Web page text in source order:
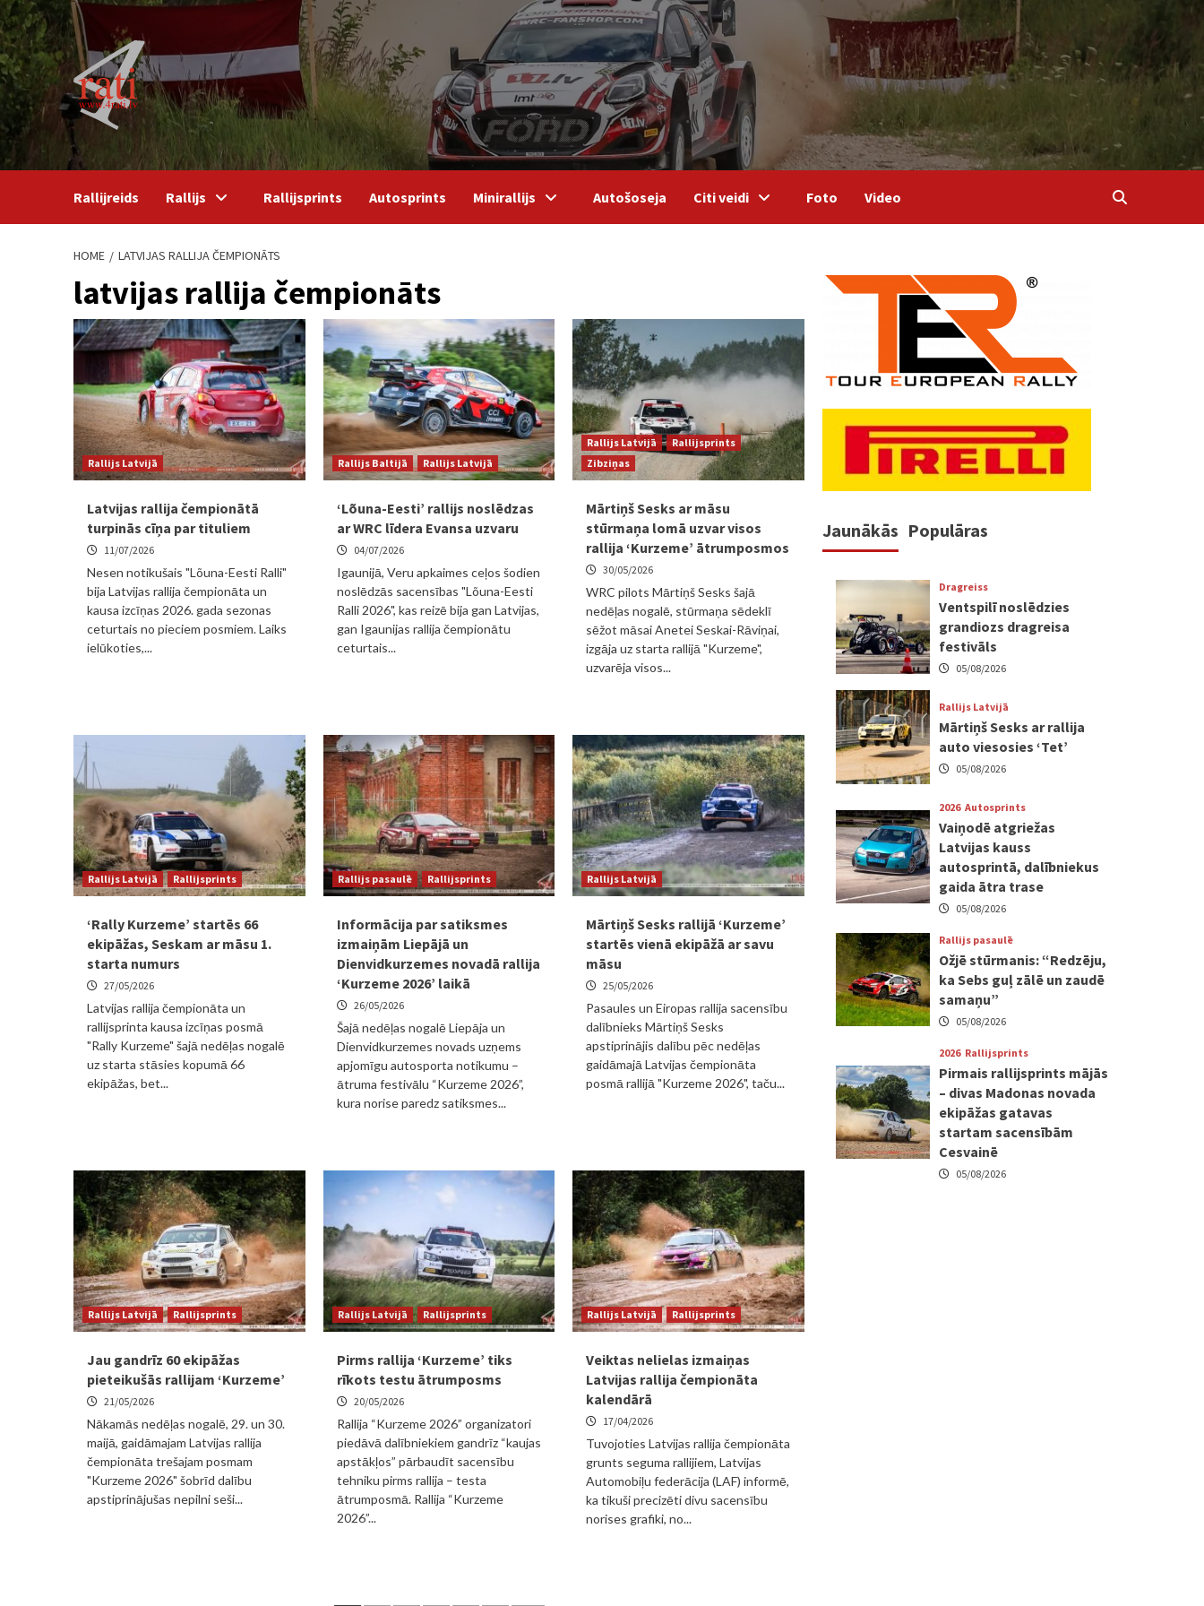
Skip
to
content
Rallijreids Rallijs Rallijsprints Autosprints Minirallijs Autošoseja Citi veidi Foto Video
HOME LATVIJAS RALLIJA ČEMPIONĀTS
latvijas rallija čempionāts
Rallijs Latvijā
Latvijas rallija čempionātā
turpinās cīņa par tituliem
11/07/2026
Nesen notikušais "Lõuna-Eesti Ralli"
bija Latvijas rallija čempionāta un
kausa izcīņas 2026. gada sezonas
ceturtais no pieciem posmiem. Laiks
ielūkoties,...
Rallijs Baltijā Rallijs Latvijā
‘Lõuna-Eesti’ rallijs noslēdzas
ar WRC līdera Evansa uzvaru
04/07/2026
Igaunijā, Veru apkaimes ceļos šodien
noslēdzās sacensības "Lõuna-Eesti
Ralli 2026", kas reizē bija gan Latvijas,
gan Igaunijas rallija čempionātu
ceturtais...
Rallijs Latvijā
Rallijsprints
Zibziņas
Mārtiņš Sesks ar māsu
stūrmaņa lomā uzvar visos
rallija ‘Kurzeme’ ātrumposmos
30/05/2026
WRC pilots Mārtiņš Sesks šajā
nedēļas nogalē, stūrmaņa sēdeklī
sēžot māsai Anetei Seskai-Rāviņai,
izgāja uz starta rallijā "Kurzeme",
uzvarēja visos...
Rallijs Latvijā Rallijsprints
‘Rally Kurzeme’ startēs 66
ekipāžas, Seskam ar māsu 1.
starta numurs
27/05/2026
Latvijas rallija čempionāta un
rallijsprinta kausa izcīņas posmā
"Rally Kurzeme" šajā nedēļas nogalē
uz starta stāsies kopumā 66
ekipāžas, bet...
Rallijs pasaulē Rallijsprints
Informācija par satiksmes
izmaiņām Liepājā un
Dienvidkurzemes novadā rallija
‘Kurzeme 2026’ laikā
26/05/2026
Šajā nedēļas nogalē Liepāja un
Dienvidkurzemes novads uzņems
apjomīgu autosporta notikumu –
ātruma festivālu “Kurzeme 2026”,
kura norise paredz satiksmes...
Rallijs Latvijā
Mārtiņš Sesks rallijā ‘Kurzeme’
startēs vienā ekipāžā ar savu
māsu
25/05/2026
Pasaules un Eiropas rallija sacensību
dalībnieks Mārtiņš Sesks
apstiprinājis dalību pēc nedēļas
gaidāmajā Latvijas čempionāta
posmā rallijā "Kurzeme 2026", taču...
Rallijs Latvijā Rallijsprints
Jau gandrīz 60 ekipāžas
pieteikušās rallijam ‘Kurzeme’
21/05/2026
Nākamās nedēļas nogalē, 29. un 30.
maijā, gaidāmajam Latvijas rallija
čempionāta trešajam posmam
"Kurzeme 2026" šobrīd dalību
apstiprinājušas nepilni seši...
Rallijs Latvijā Rallijsprints
Pirms rallija ‘Kurzeme’ tiks
rīkots testu ātrumposms
20/05/2026
Rallija “Kurzeme 2026” organizatori
piedāvā dalībniekiem gandrīz “kaujas
apstākļos” pārbaudīt sacensību
tehniku pirms rallija – testa
ātrumposmā. Rallija “Kurzeme
2026”...
Rallijs Latvijā Rallijsprints
Veiktas nelielas izmaiņas
Latvijas rallija čempionāta
kalendārā
17/04/2026
Tuvojoties Latvijas rallija čempionāta
grunts seguma rallijiem, Latvijas
Automobiļu federācija (LAF) informē,
ka tikuši precizēti divu sacensību
norises grafiki, no...
Jaunākās Populāras
Dragreiss
Ventspilī noslēdzies
grandiozs dragreisa
festivāls
05/08/2026
Rallijs Latvijā
Mārtiņš Sesks ar rallija
auto viesosies ‘Tet’
05/08/2026
2026 Autosprints
Vaiņodē atgriežas
Latvijas kauss
autosprintā, dalībniekus
gaida ātra trase
05/08/2026
Rallijs pasaulē
Ožjē stūrmanis: “Redzēju,
ka Sebs guļ zālē un zaudē
samaņu”
05/08/2026
2026 Rallijsprints
Pirmais rallijsprints mājās
– divas Madonas novada
ekipāžas gatavas
startam sacensībām
Cesvainē
05/08/2026